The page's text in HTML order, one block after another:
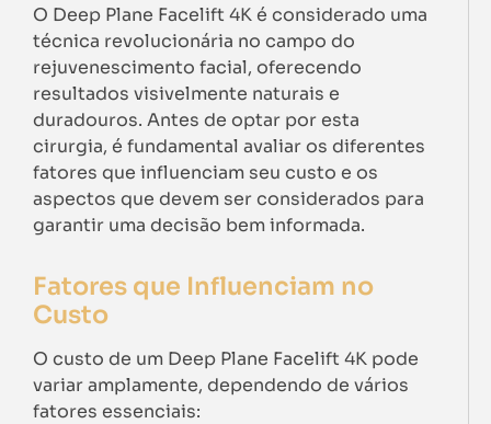
O Deep Plane Facelift 4K é considerado uma
técnica revolucionária no campo do
rejuvenescimento facial, oferecendo
resultados visivelmente naturais e
duradouros. Antes de optar por esta
cirurgia, é fundamental avaliar os diferentes
fatores que influenciam seu custo e os
aspectos que devem ser considerados para
garantir uma decisão bem informada.
Fatores que Influenciam no
Custo
O custo de um Deep Plane Facelift 4K pode
variar amplamente, dependendo de vários
fatores essenciais: